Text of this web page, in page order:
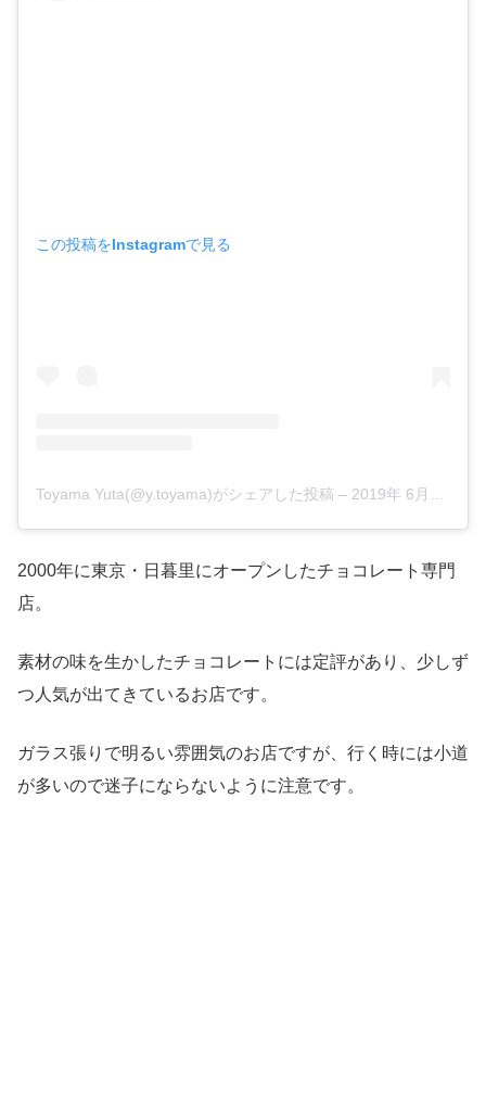
この投稿をInstagramで見る
Toyama Yuta(@y.toyama)がシェアした投稿 – 2019年 6月月28日午前2時08分PDT
2000年に東京・日暮里にオープンしたチョコレート専門
店。
素材の味を生かしたチョコレートには定評があり、少しず
つ人気が出てきているお店です。
ガラス張りで明るい雰囲気のお店ですが、行く時には小道
が多いので迷子にならないように注意です。